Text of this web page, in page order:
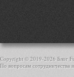
Copyright © 2019-2026 Блог
По вопросам сотрудничества